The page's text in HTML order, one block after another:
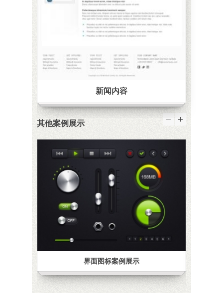
新闻内容
其他案例展示
界面图标案例展示